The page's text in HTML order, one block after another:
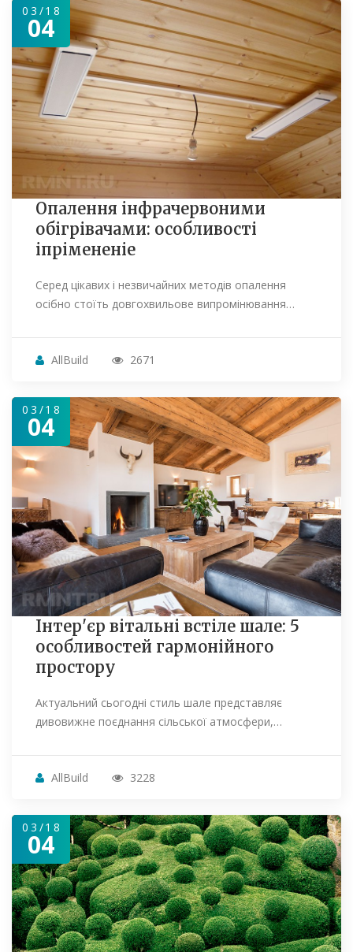
03/18
04
Опалення інфрачервоними
обігрівачами: особливості
іпрімененіе
Серед цікавих і незвичайних методів опалення
осібно стоїть довгохвильове випромінювання…
AllBuild 2671
03/18
04
Інтер'єр вітальні встіле шале: 5
особливостей гармонійного
простору
Актуальний сьогодні стиль шале представляє
дивовижне поєднання сільської атмосфери,…
AllBuild 3228
03/18
04